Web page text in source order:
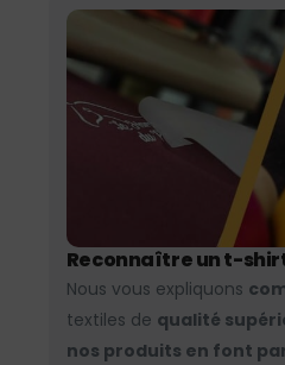
Reconnaître un t-
Nous vous expliquons
textiles de qualité
nos produits en font